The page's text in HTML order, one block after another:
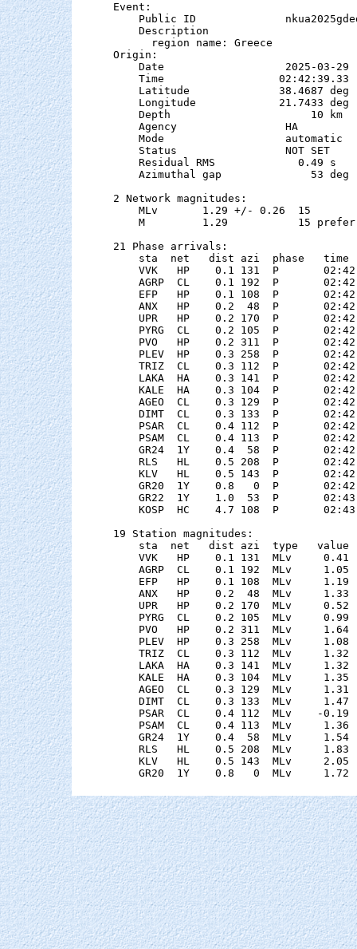
Event:
Public ID
    Description
      region name: Greece
Origin:
    Date                   2025-03-29
Time                  02:42:39.33
Latitude              38.4687 deg
Longitude             21.7433 deg
Depth                      10 km
    Agency                 HA
    Mode                   automatic
    Status                 NOT SET
    Residual RMS             0.49 s
    Azimuthal gap              53 deg
2 Network magnitudes:
MLv       1.29 +/- 0.26
M         1.29           15
21 Phase arrivals:
sta  net   dist azi  phase   time
VVK   HP    0.1 131  P
AGRP  CL    0.1 192  P
EFP   HP    0.1 108  P
ANX   HP    0.2  48  P
UPR   HP    0.2 170  P
PYRG  CL    0.2 105  P
PVO   HP    0.2 311  P
PLEV  HP    0.3 258  P
TRIZ  CL    0.3 112  P
LAKA  HA    0.3 141  P
KALE  HA    0.3 104  P
AGEO  CL    0.3 129  P
DIMT  CL    0.3 133  P
PSAR  CL    0.4 112  P
PSAM  CL    0.4 113  P
GR24  1Y    0.4  58  P
RLS   HL    0.5 208  P
KLV   HL    0.5 143  P
GR20  1Y    0.8   0  P
GR22  1Y    1.0  53  P
KOSP  HC    4.7 108  P
19 Station magnitudes:
sta  net   dist azi  type   value
VVK   HP    0.1 131  MLv
AGRP  CL    0.1 192  MLv
EFP   HP    0.1 108  MLv
ANX   HP    0.2  48  MLv
UPR   HP    0.2 170  MLv
PYRG  CL    0.2 105  MLv
PVO   HP    0.2 311  MLv
PLEV  HP    0.3 258  MLv
TRIZ  CL    0.3 112  MLv
LAKA  HA    0.3 141  MLv
KALE  HA    0.3 104  MLv
AGEO  CL    0.3 129  MLv
DIMT  CL    0.3 133  MLv
PSAR  CL    0.4 112  MLv    -
PSAM  CL    0.4 113  MLv
GR24  1Y    0.4  58  MLv
RLS   HL    0.5 208  MLv
KLV   HL    0.5 143  MLv
GR20  1Y    0.8   0  MLv